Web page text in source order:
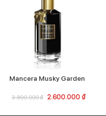
Mancera Musky Garden
3.800.000₫ 2.600.000 ₫